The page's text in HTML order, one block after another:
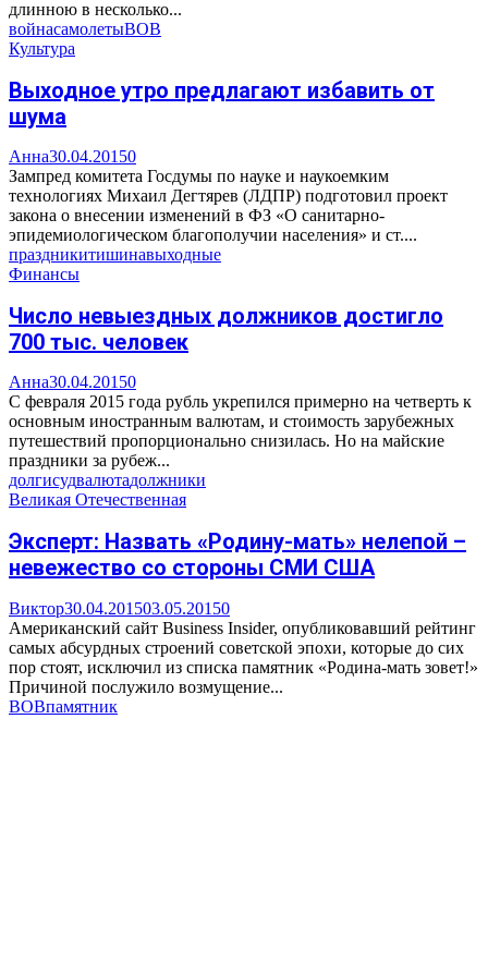
длинною в несколько...
войнасамолетыВОВ
Культура
Выходное утро предлагают избавить от
шума
Анна30.04.20150
Зампред комитета Госдумы по науке и наукоемким
технологиях Михаил Дегтярев (ЛДПР) подготовил проект
закона о внесении изменений в ФЗ «О санитарно-
эпидемиологическом благополучии населения» и ст....
праздникитишинавыходные
Финансы
Число невыездных должников достигло
700 тыс. человек
Анна30.04.20150
С февраля 2015 года рубль укрепился примерно на четверть к
основным иностранным валютам, и стоимость зарубежных
путешествий пропорционально снизилась. Но на майские
праздники за рубеж...
долгисудвалютадолжники
Великая Отечественная
Эксперт: Назвать «Родину-мать» нелепой –
невежество со стороны СМИ США
Виктор30.04.201503.05.20150
Американский сайт Business Insider, опубликовавший рейтинг
самых абсурдных строений советской эпохи, которые до сих
пор стоят, исключил из списка памятник «Родина-мать зовет!»
Причиной послужило возмущение...
ВОВпамятник